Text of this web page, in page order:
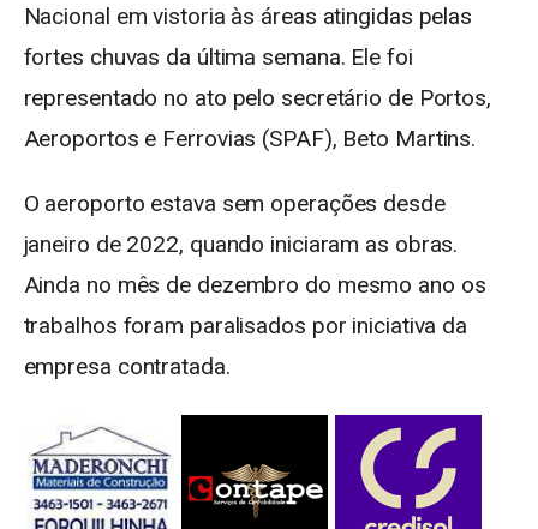
Nacional em vistoria às áreas atingidas pelas
fortes chuvas da última semana. Ele foi
representado no ato pelo secretário de Portos,
Aeroportos e Ferrovias (SPAF), Beto Martins.
O aeroporto estava sem operações desde
janeiro de 2022, quando iniciaram as obras.
Ainda no mês de dezembro do mesmo ano os
trabalhos foram paralisados por iniciativa da
empresa contratada.